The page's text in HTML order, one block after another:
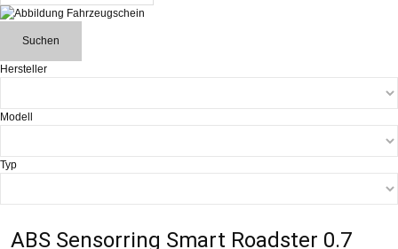
Suchen
Hersteller
Modell
Typ
ABS Sensorring Smart Roadster 0.7